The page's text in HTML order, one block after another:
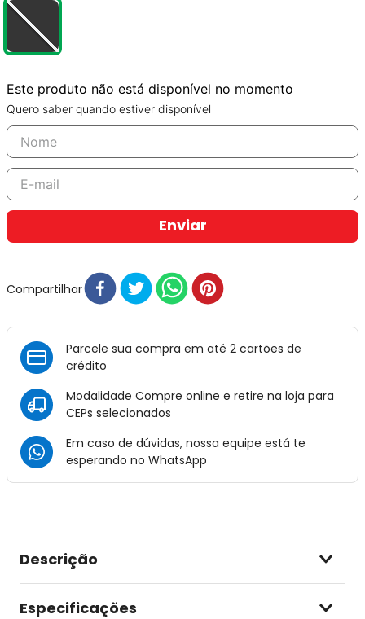
Este produto não está disponível no momento
Quero saber quando estiver disponível
Enviar
Compartilhar
Parcele sua compra em até 2 cartões de
crédito
Modalidade Compre online e retire na loja para
CEPs selecionados
Em caso de dúvidas, nossa equipe está te
esperando no WhatsApp
Descrição
Especificações